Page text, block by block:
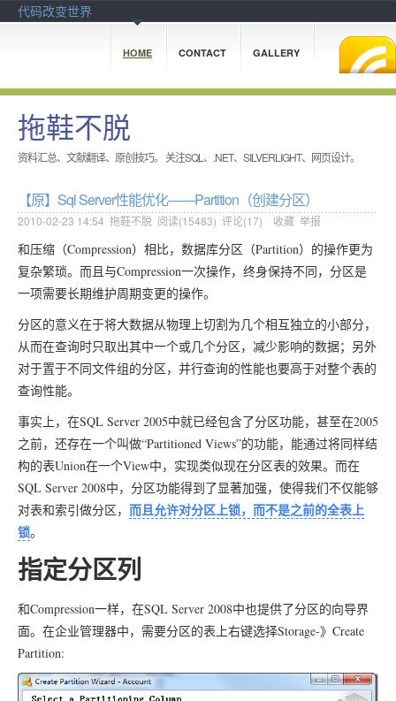
代码改变世界
HOME CONTACT GALLERY
拖鞋不脱
资料汇总、文献翻译、原创技巧。 关注SQL、.NET、SILVERLIGHT、网页设计。
【原】Sql Server性能优化——Partition（创建分区）
2010-02-23 14:54 拖鞋不脱 阅读(15483) 评论(17) 收藏 举报
和压缩（Compression）相比，数据库分区（Partition）的操作更为
复杂繁琐。而且与Compression一次操作，终身保持不同，分区是
一项需要长期维护周期变更的操作。
分区的意义在于将大数据从物理上切割为几个相互独立的小部分，
从而在查询时只取出其中一个或几个分区，减少影响的数据；另外
对于置于不同文件组的分区，并行查询的性能也要高于对整个表的
查询性能。
事实上，在SQL Server 2005中就已经包含了分区功能，甚至在2005
之前，还存在一个叫做“Partitioned Views”的功能，能通过将同样结
构的表Union在一个View中，实现类似现在分区表的效果。而在
SQL Server 2008中，分区功能得到了显著加强，使得我们不仅能够
对表和索引做分区， 而且允许对分区上锁，而不是之前的全表上
锁。
指定分区列
和Compression一样，在SQL Server 2008中也提供了分区的向导界
面。在企业管理器中，需要分区的表上右键选择Storage-》Create
Partition: